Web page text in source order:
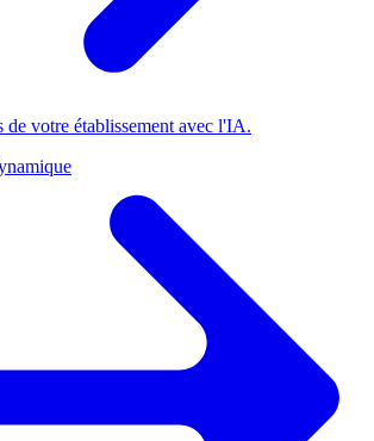
de votre établissement avec l'IA.